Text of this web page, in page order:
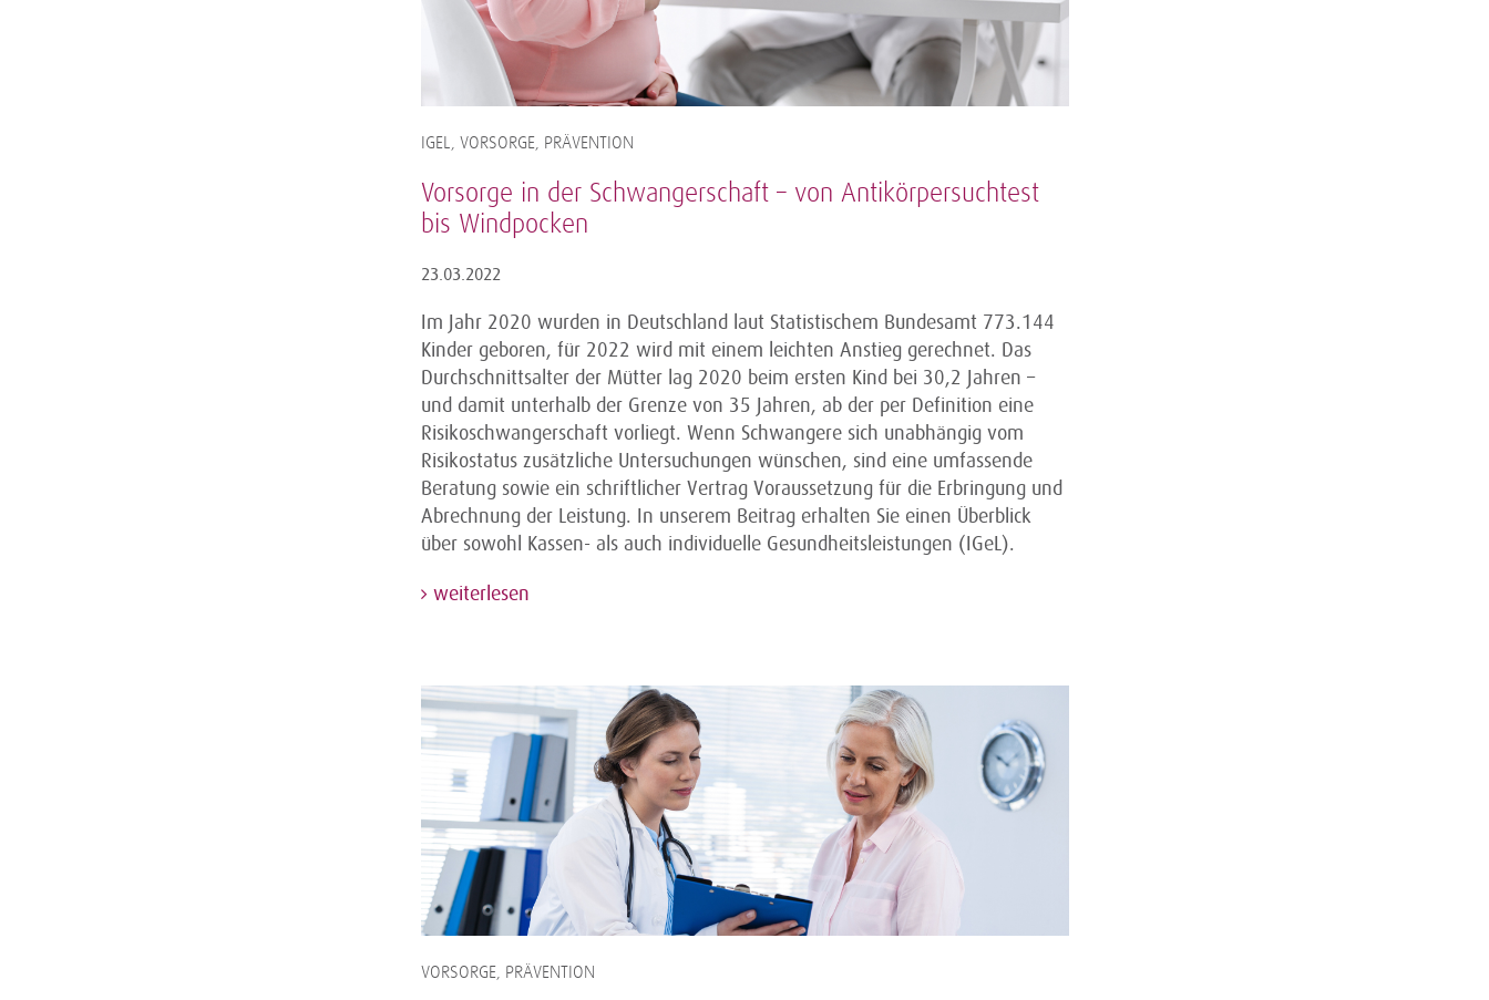
IGEL, VORSORGE, PRÄVENTION
Vorsorge in der Schwangerschaft – von Antikörpersuchtest
bis Windpocken
23.03.2022
Im Jahr 2020 wurden in Deutschland laut Statistischem Bundesamt 773.144
Kinder geboren, für 2022 wird mit einem leichten Anstieg gerechnet. Das
Durchschnittsalter der Mütter lag 2020 beim ersten Kind bei 30,2 Jahren –
und damit unterhalb der Grenze von 35 Jahren, ab der per Definition eine
Risikoschwangerschaft vorliegt. Wenn Schwangere sich unabhängig vom
Risikostatus zusätzliche Untersuchungen wünschen, sind eine umfassende
Beratung sowie ein schriftlicher Vertrag Voraussetzung für die Erbringung und
Abrechnung der Leistung. In unserem Beitrag erhalten Sie einen Überblick
über sowohl Kassen- als auch individuelle Gesundheitsleistungen (IGeL).
weiterlesen
VORSORGE, PRÄVENTION